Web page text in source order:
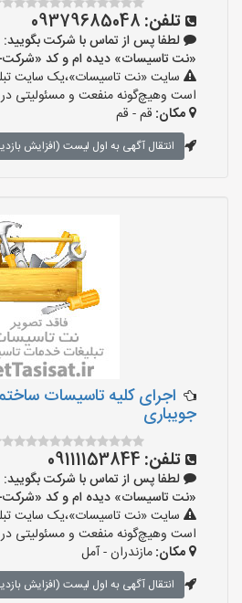
تلفن: 09379685048
لطفا پس از تماس با شرکت
«نت تاسیسات» دیده ام و کد «شرکت-9» را اعلام
سایت «نت تاسیسات»،یک سایت
است وهیچ‌گونه منفعت و مسئولیتی در
مکان: قم - قم
انتقال آگهی به اول لیست (افزایش
اجرای کلیه تاسیسات
جویباری
تلفن: 09111153844
لطفا پس از تماس با شرکت
«نت تاسیسات» دیده ام و کد «شرکت-8» را اعلام
سایت «نت تاسیسات»،یک سایت
است وهیچ‌گونه منفعت و مسئولیتی در
مکان:مازندران - آمل
انتقال آگهی به اول لیست (افزایش